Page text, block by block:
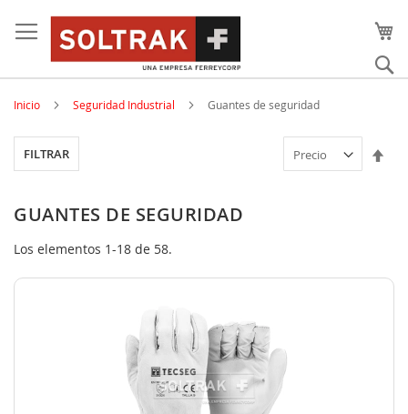
to
content
Inicio Seguridad Industrial Guantes de seguridad
GUANTES DE SEGURIDAD
Los elementos 1-18 de 58.
FILTRAR